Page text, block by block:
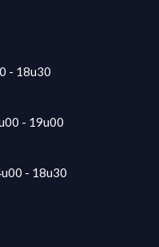
- 18u30
- 19u00
- 18u30